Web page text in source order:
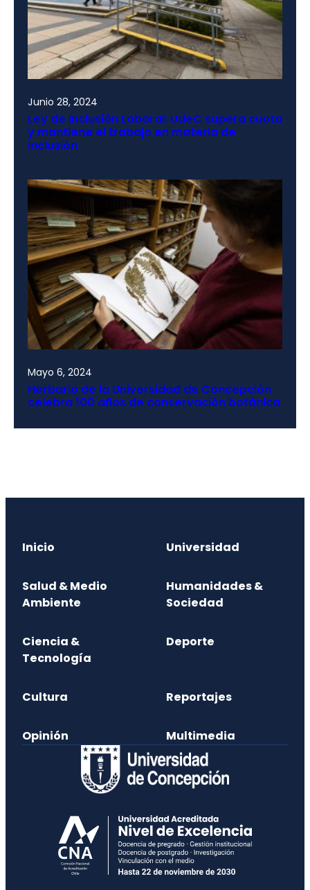
Junio 28, 2024
Ley de Inclusión Laboral: UdeC supera cuota
y mantiene el trabajo en materia de
inclusión
Mayo 6, 2024
Herbario de la Universidad de Concepción
celebra 100 años de conservación botánica
Inicio Universidad
Salud & Medio
Ambiente
Humanidades &
Sociedad
Ciencia &
Tecnología
Deporte
Cultura Reportajes
Opinión Multimedia